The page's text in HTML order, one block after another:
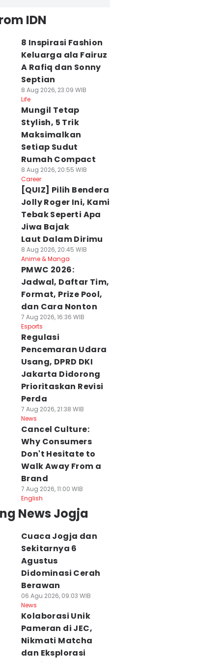
IDN
8 Inspirasi Fashion
Keluarga ala Fairuz
A Rafiq dan Sonny
Septian
8 Aug 2026, 23:09 WIB
Life
Mungil Tetap
Stylish, 5 Trik
Maksimalkan
Setiap Sudut
Rumah Compact
8 Aug 2026, 20:55 WIB
Career
[QUIZ] Pilih Bendera
Jolly Roger Ini, Kami
Tebak Seperti Apa
Jiwa Bajak
Laut Dalam Dirimu
8 Aug 2026, 20:45 WIB
Anime & Manga
PMWC 2026:
Jadwal, Daftar Tim,
Format, Prize Pool,
dan Cara Nonton
7 Aug 2026, 16:36 WIB
Esports
Regulasi
Pencemaran Udara
Usang, DPRD DKI
Jakarta Didorong
Prioritaskan Revisi
Perda
7 Aug 2026, 21:38 WIB
News
Cancel Culture:
Why Consumers
Don't Hesitate to
Walk Away From a
Brand
7 Aug 2026, 11:00 WIB
English
News Jogja
Cuaca Jogja dan
Sekitarnya 6
Agustus
Didominasi Cerah
Berawan
06 Agu 2026, 09:03 WIB
News
Kolaborasi Unik
Pameran di JEC,
Nikmati Matcha
dan Eksplorasi